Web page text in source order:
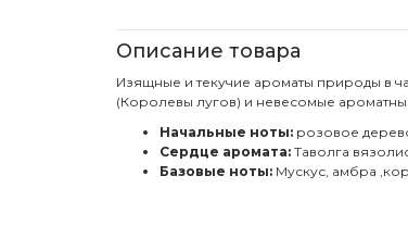
Описание товара
Изящные и текучие ароматы природы в
(Королевы лугов) и невесомые
Начальные ноты: розовое
Сердце аромата: Таволга
Базовые ноты: Мускус, амбра